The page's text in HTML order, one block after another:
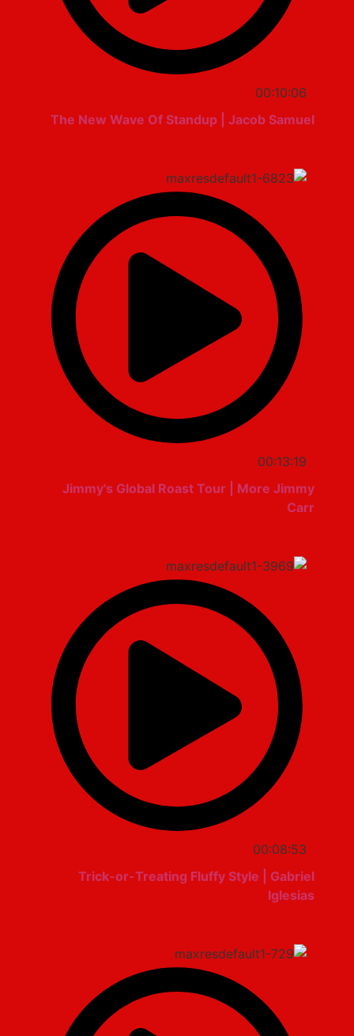
00:10:06
The New Wave Of Standup | Jacob Samuel
00:13:19
Jimmy's Global Roast Tour | More Jimmy
00:08:53
Trick-or-Treating Fluffy Style | Gabriel
Iglesias